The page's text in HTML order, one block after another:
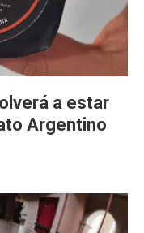
a estar
Argentino